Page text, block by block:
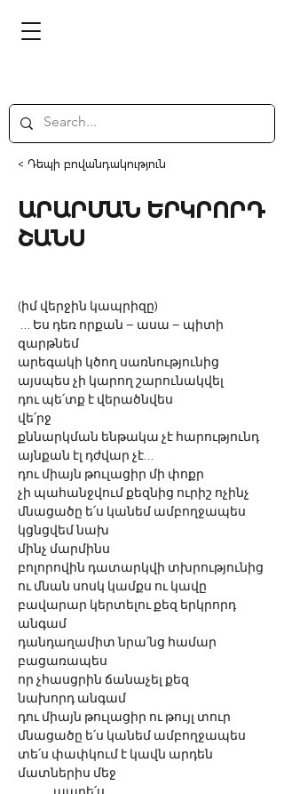
< Դեպի բովանդակություն
ԱՐԱՐՄԱՆ ԵՐԿՐՈՐԴ
ՇԱՆՍ
(իմ վերջին կապրիզը)
զարթնեմ
արեգակի կծող սառնությունից
այսպես չի կարող շարունակվել
դու պե՛տք է վերածնվես
վե՛րջ
քննարկման ենթակա չէ հարությունդ
այնքան էլ դժվար չէ…
դու միայն թուլացիր մի փոքր
չի պահանջվում քեզնից ուրիշ ոչինչ
մնացածը ե՛ս կանեմ ամբողջապես
կցնցվեմ նախ
մինչ մարմինս
բոլորովին դատարկվի տխրությունից
ու մնան սոսկ կամքս ու կավը
բավարար կերտելու քեզ երկրորդ
անգամ
դանդաղամիտ նրա՛նց համար
բացառապես
որ չհասցրին ճանաչել քեզ
նախորդ անգամ
դու միայն թուլացիր ու թույլ տուր
մնացածը ե՛ս կանեմ ամբողջապես
տե՛ս փափկում է կավն արդեն
մատներիս մեջ